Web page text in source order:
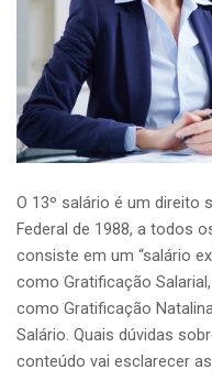
O 13º salário é um direito
Federal de 1988, a todos
consiste em um “salário
como Gratificação
como Gratificação
Salário. Quais dúvidas
conteúdo vai esclarecer